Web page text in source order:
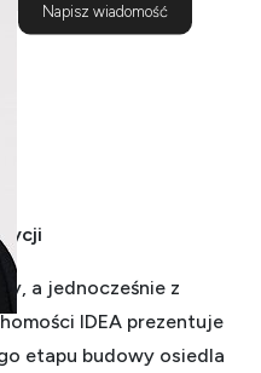
Napisz wiadomość
a jednocześnie z
IDEA prezentuje
etapu budowy osiedla